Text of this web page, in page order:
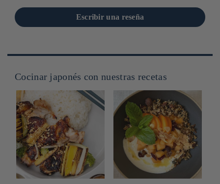
Escribir una reseña
Cocinar japonés con nuestras recetas